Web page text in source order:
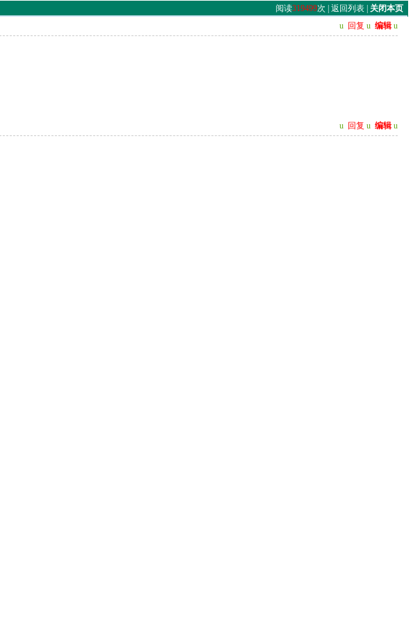
阅读319499次 | 返回列表| 关闭本页
u 回复 u 编辑 u
u 回复 u 编辑 u